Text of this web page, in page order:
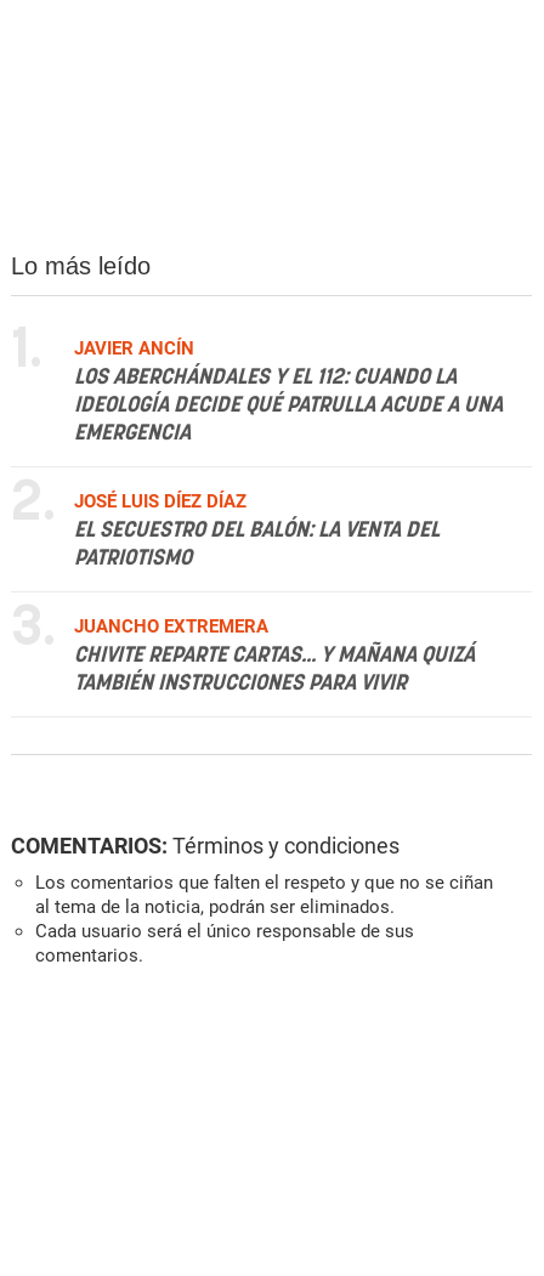
Lo más leído
1.
JAVIER ANCÍN
LOS ABERCHÁNDALES Y EL 112: CUANDO LA
IDEOLOGÍA DECIDE QUÉ PATRULLA ACUDE A UNA
EMERGENCIA
2.
JOSÉ LUIS DÍEZ DÍAZ
EL SECUESTRO DEL BALÓN: LA VENTA DEL
PATRIOTISMO
3.
JUANCHO EXTREMERA
CHIVITE REPARTE CARTAS... Y MAÑANA QUIZÁ
TAMBIÉN INSTRUCCIONES PARA VIVIR
COMENTARIOS: Términos y condiciones
Los comentarios que falten el respeto y que no se ciñan
al tema de la noticia, podrán ser eliminados.
Cada usuario será el único responsable de sus
comentarios.